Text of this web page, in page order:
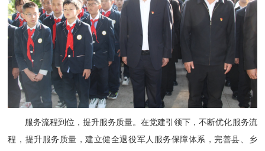
服务流程到位 ， 提升服务质量。在党建引领下，不断优化服务流
程，提升服务质量 ，建立健全退役军人服务保障体系，完善县、乡